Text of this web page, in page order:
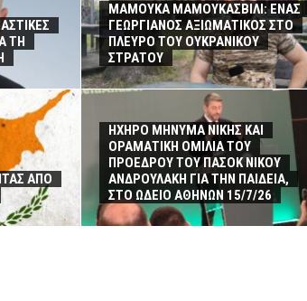
ΤΗ
ΜΑΜΟΥΚΑ ΜΑΜΟΥΚΑΣΒΙΛΙ: ΕΝΑΣ
ΓΕΩΡΓΙΑΝΟΣ ΑΞΙΩΜΑΤΙΚΟΣ ΣΤΟ
ΠΛΕΥΡΟ ΤΟΥ ΟΥΚΡΑΝΙΚΟΥ
ΣΤΡΑΤΟΥ
ΑΠΟ
ΗΧΗΡΟ ΜΗΝΥΜΑ ΝΙΚΗΣ ΚΑΙ
ΟΡΑΜΑΤΙΚΗ ΟΜΙΛΙΑ ΤΟΥ
ΠΡΟΕΔΡΟΥ ΤΟΥ ΠΑΣΟΚ ΝΙΚΟΥ
ΑΝΔΡΟΥΛΑΚΗ ΓΙΑ ΤΗΝ ΠΑΙΔΕΙΑ,
ΣΤΟ ΩΔΕΙΟ ΑΘΗΝΩΝ 15/7/26